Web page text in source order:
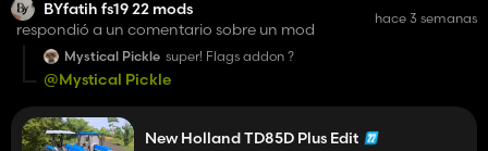
BYfatih fs19 22 mods
respondió a un comentario sobre un mod
hace 3 semanas
Mystical Pickle super! Flags addon ?
@Mystical Pickle
New Holland TD85D Plus Edit